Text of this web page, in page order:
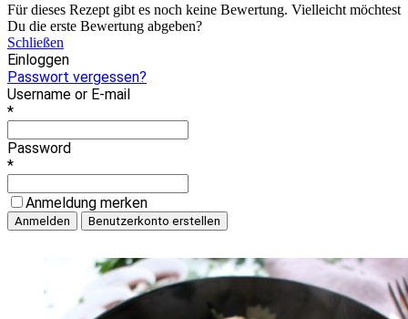
Für dieses Rezept gibt es noch keine Bewertung. Vielleicht möchtest
Du die erste Bewertung abgeben?
Schließen
Einloggen
Passwort vergessen?
Username or E-mail
*
Password
*
Anmeldung merken